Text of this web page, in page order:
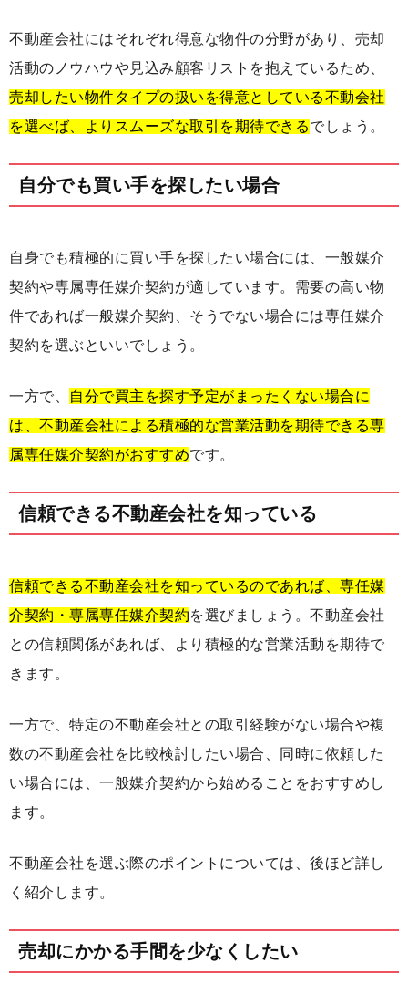
不動産会社にはそれぞれ得意な物件の分野があり、売却
活動のノウハウや見込み顧客リストを抱えているため、
売却したい物件タイプの扱いを得意としている不動会社
を選べば、よりスムーズな取引を期待できるでしょう。
自分でも買い手を探したい場合
自身でも積極的に買い手を探したい場合には、一般媒介
契約や専属専任媒介契約が適しています。需要の高い物
件であれば一般媒介契約、そうでない場合には専任媒介
契約を選ぶといいでしょう。
一方で、
自分で買主を探す予定がまったくない場合に
は、不動産会社による積極的な営業活動を期待できる専
属専任媒介契約がおすすめです。
信頼できる不動産会社を知っている
信頼できる不動産会社を知っているのであれば、専任媒
介契約・専属専任媒介契約を選びましょう。不動産会社
との信頼関係があれば、より積極的な営業活動を期待で
きます。
一方で、特定の不動産会社との取引経験がない場合や複
数の不動産会社を比較検討したい場合、同時に依頼した
い場合には、一般媒介契約から始めることをおすすめし
ます。
不動産会社を選ぶ際のポイントについては、後ほど詳し
く紹介します。
売却にかかる手間を少なくしたい